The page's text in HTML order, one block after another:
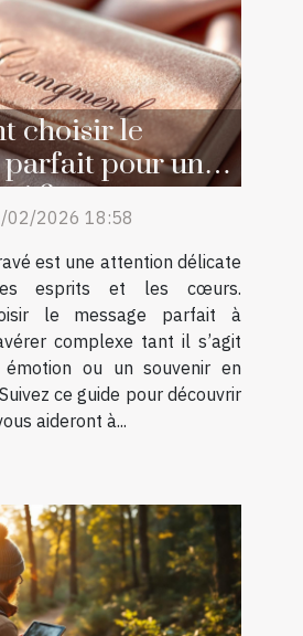
choisir le
parfait pour un
?
02/2026 18:58
est une attention délicate
esprits et les cœurs.
le message parfait à
complexe tant il s’agit
émotion ou un souvenir en
ce guide pour découvrir
aideront à...